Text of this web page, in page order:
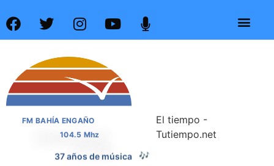
FM BAHÍA ENGAÑO
104.5 Mhz
37 años de noticias 📰
El tiempo -
Tutiempo.net